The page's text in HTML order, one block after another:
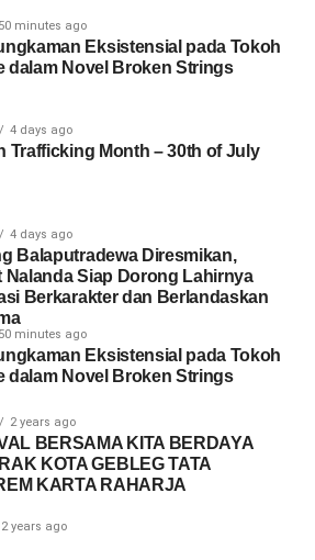
50 minutes ago
Eksistensial pada Tokoh
dalam Novel Broken Strings
4 days ago
Trafficking Month – 30th of July
4 days ago
Balaputradewa Diresmikan,
Nalanda Siap Dorong Lahirnya
Berkarakter dan Berlandaskan
50 minutes ago
Eksistensial pada Tokoh
dalam Novel Broken Strings
2 years ago
BERSAMA KITA BERDAYA
KOTA GEBLEG TATA
KARTA RAHARJA
2 years ago